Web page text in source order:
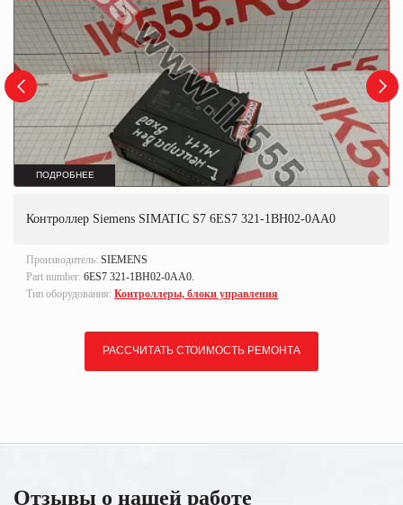
ПОДРОБНЕЕ
Контроллер Siemens SIMATIC S7 6ES7 321-1BH02-0AA0
Производитель: SIEMENS
Part number: 6ES7 321-1BH02-0AA0.
Тип оборудования: Контроллеры, блоки управления
РАССЧИТАТЬ СТОИМОСТЬ РЕМОНТА
Отзывы о нашей работе